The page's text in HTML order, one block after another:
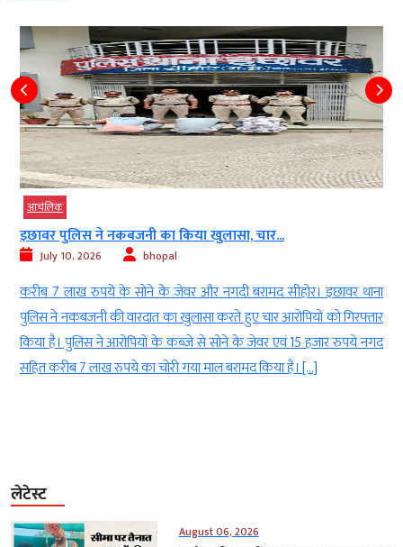
आचंलिक
इछावर पुलिस ने नकबजनी का किया खुलासा, चार...
July 10, 2026 bhopal
करीब 7 लाख रुपये के सोने के जेवर और नगदी बरामद सीहोर। इछावर थाना
पुलिस ने नकबजनी की वारदात का खुलासा करते हुए चार आरोपियों को गिरफ्तार
किया है। पुलिस ने आरोपियों के कब्जे से सोने के जेवर एवं 15 हजार रुपये नगद
सहित करीब 7 लाख रुपये का चोरी गया माल बरामद किया है। […]
लेटेस्ट
August 06, 2026